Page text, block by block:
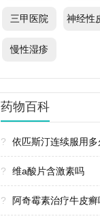
三甲医院 神经性
慢性湿疹
药物百科
? 依匹斯汀连续服用多
? 维a酸片含激素吗
? 阿奇霉素治疗牛皮